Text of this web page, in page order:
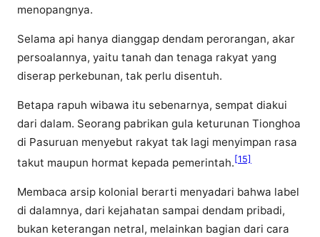
menopangnya.
Selama api hanya dianggap dendam perorangan, akar
persoalannya, yaitu tanah dan tenaga rakyat yang
diserap perkebunan, tak perlu disentuh.
Betapa rapuh wibawa itu sebenarnya, sempat diakui
dari dalam. Seorang pabrikan gula keturunan Tionghoa
di Pasuruan menyebut rakyat tak lagi menyimpan rasa
takut maupun hormat kepada pemerintah. [15]
Membaca arsip kolonial berarti menyadari bahwa label
di dalamnya, dari kejahatan sampai dendam pribadi,
bukan keterangan netral, melainkan bagian dari cara